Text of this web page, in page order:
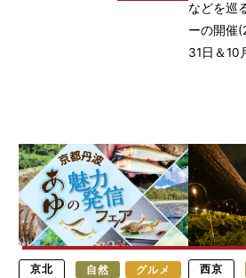
などを巡
ーの開催
31日＆10
京北 自然 グルメ 西京